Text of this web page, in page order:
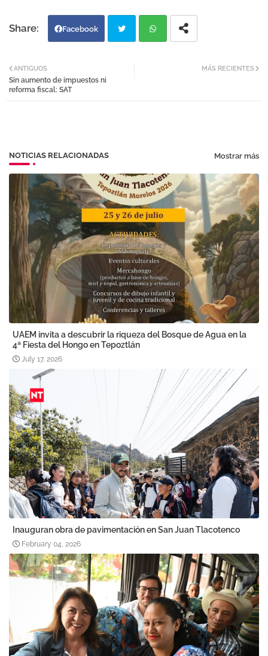
Facebook
MÁS RECIENTES
ANTIGUOS
Sin aumento de impuestos ni
reforma fiscal: SAT
NOTICIAS RELACIONADAS Mostrar más
UAEM invita a descubrir la riqueza del Bosque de Agua en la
4ª Fiesta del Hongo en Tepoztlán
July 17, 2026
Inauguran obra de pavimentación en San Juan Tlacotenco
February 04, 2026